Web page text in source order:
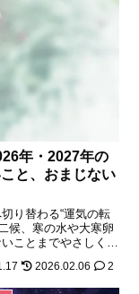
年・2027年の
と、おまじない
り替わる“運気の転
候、寒の水や大寒卵
ことまでやさしく解
2026.02.06 2